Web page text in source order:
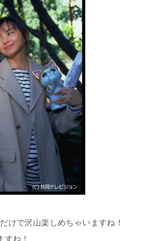
けで沢山楽しめちゃいますね！
ね！